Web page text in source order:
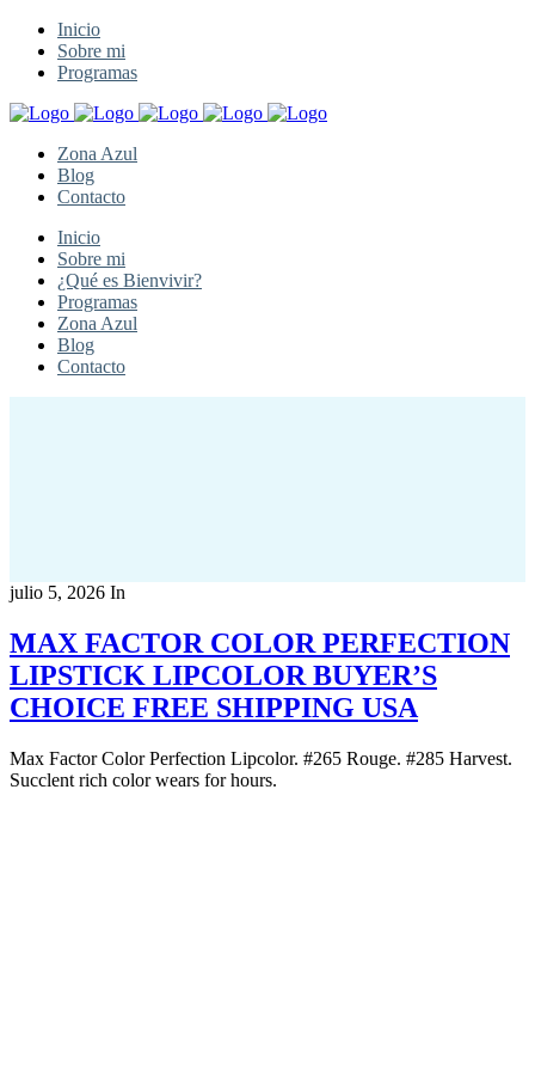
Inicio
Sobre mi
Programas
Zona Azul
Blog
Contacto
Inicio
Sobre mi
¿Qué es Bienvivir?
Programas
Zona Azul
Blog
Contacto
julio 5, 2026 In
MAX FACTOR COLOR PERFECTION
LIPSTICK LIPCOLOR BUYER’S
CHOICE FREE SHIPPING USA
Max Factor Color Perfection Lipcolor. #265 Rouge. #285 Harvest.
Succlent rich color wears for hours.